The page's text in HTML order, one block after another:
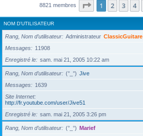
8821 membres Page 1sur177
1 2 3 4
NOM D’UTILISATEUR
Rang, Nom d’utilisateur Administrateur ClassicGuitare
Messages
11908
Enregistré le
sam. mai 21, 2005 10:22 am
Rang, Nom d’utilisateur (°_°) Jive
Messages
1639
Site Internet
http://fr.youtube.com/user/Jive51
Enregistré le
sam. mai 21, 2005 3:26 pm
Rang, Nom d’utilisateur (°_°) Marief